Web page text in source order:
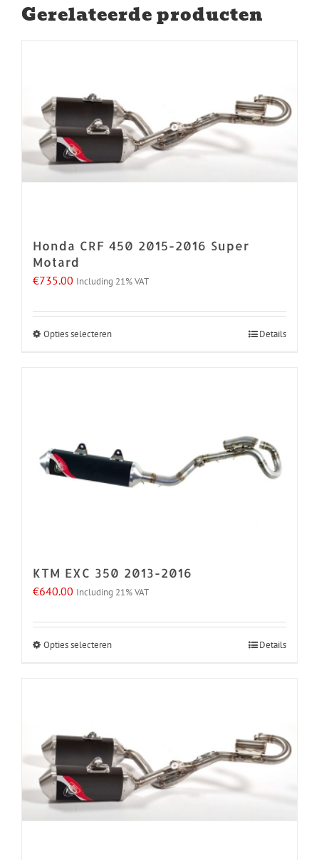
Gerelateerde producten
Honda CRF 450 2015-2016 Super
Motard
€735.00 Including 21% VAT
Opties selecterenDit
optie
productpagina
Details
KTM EXC 350 2013-2016
€640.00 Including 21% VAT
Opties selecterenDit
Deze
optie
kan
gekozen
Details